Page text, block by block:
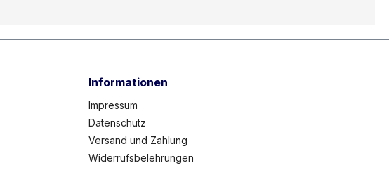
Informationen
Impressum
Datenschutz
Versand und Zahlung
Widerrufsbelehrungen